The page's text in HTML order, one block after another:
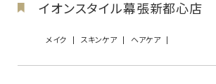
イオンスタイル幕張新都心店
メイク スキンケア ヘアケア